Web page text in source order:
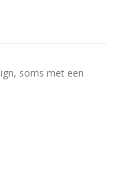
soms met een